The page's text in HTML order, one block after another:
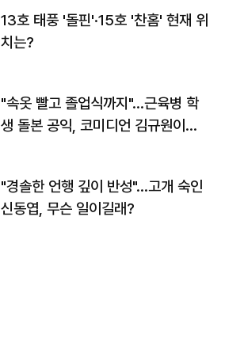
13호 태풍 '돌핀'·15호 '찬홈' 현재 위
치는?
"속옷 빨고 졸업식까지"…근육병 학
생 돌본 공익, 코미디언 김규원이었
"경솔한 언행 깊이 반성"…고개 숙인
신동엽, 무슨 일이길래?